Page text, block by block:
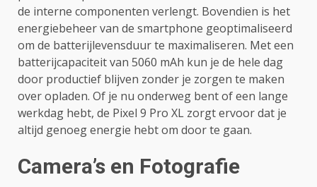
de interne componenten verlengt. Bovendien is het
energiebeheer van de smartphone geoptimaliseerd
om de batterijlevensduur te maximaliseren. Met een
batterijcapaciteit van 5060 mAh kun je de hele dag
door productief blijven zonder je zorgen te maken
over opladen. Of je nu onderweg bent of een lange
werkdag hebt, de Pixel 9 Pro XL zorgt ervoor dat je
altijd genoeg energie hebt om door te gaan.
Camera’s en Fotografie